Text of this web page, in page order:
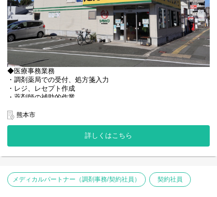
◆医療事務業務
・調剤薬局での受付、処方箋入力
・レジ、レセプト作成
・薬剤師の補助的作業
※事務複数名体制での店舗となります。
現在はノアを利用中ですが、EMへの変更の予定がございます。
＜店舗情報＞
◆薬剤師：正社員5名、パート1名（管理薬剤師：40代後半の女性
です。）
熊本市
詳しくはこちら
メディカルパートナー（調剤事務/契約社員） 契約社員